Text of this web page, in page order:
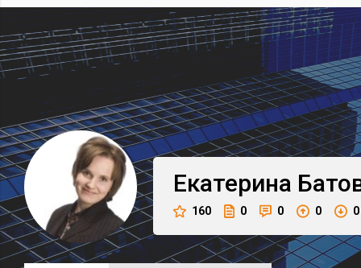
Екатерина
160 0 0 0 0